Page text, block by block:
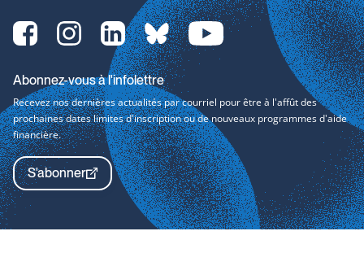
Facebook-
svg
Instagram-
svg
LinkedIn-
svg
bluesky-
svg
YouTube-
svg
Abonnez-vous à l'infolettre
Recevez nos dernières actualités par courriel pour être à l'affût des
prochaines dates limites d'inscription ou de nouveaux programmes d'aide
financière.
S'abonner